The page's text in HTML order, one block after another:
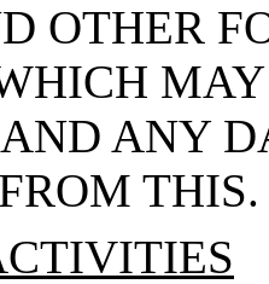
OTHER
AND ANY
THIS.